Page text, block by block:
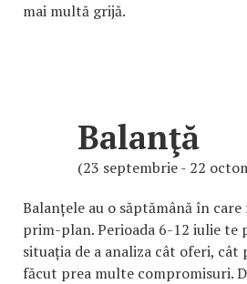
mai multă grijă.
Balanţă
(23 septembrie - 22
Balanțele au o săptămână în
prim-plan. Perioada 6-12 iulie te
situația de a analiza cât oferi, cât
făcut prea multe compromisuri.